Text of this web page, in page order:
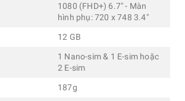
1080 (FHD+) 6.7" - Màn
hình phụ: 720 x 748 3.4"
12 GB
1 Nano-sim & 1 E-sim hoặc
2 E-sim
187g